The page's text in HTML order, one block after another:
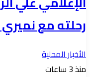
رحلته مع
الأخبار المحلية
منذ 3 ساعات